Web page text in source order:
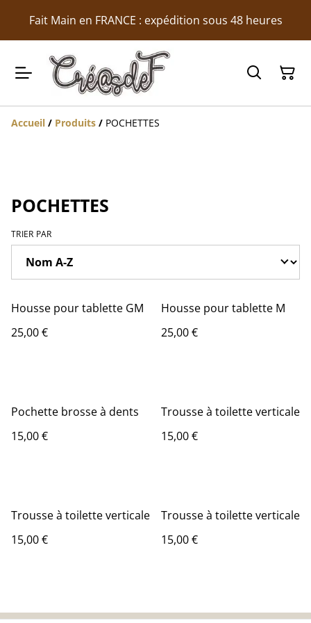
Fait Main en FRANCE : expédition sous 48 heures
Accueil / Produits / POCHETTES
POCHETTES
TRIER PAR
Housse pour tablette GM
25,00 €
Housse pour tablette M
25,00 €
Pochette brosse à dents
15,00 €
Trousse à toilette verticale
15,00 €
Trousse à toilette verticale
15,00 €
Trousse à toilette verticale
15,00 €